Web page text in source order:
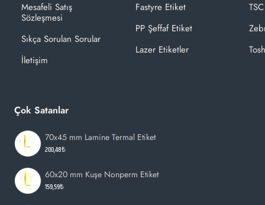
Mesafeli Satış
Sözleşmesi
Sıkça Sorulan Sorular
İletişim
Fastyre Etiket
PP Şeffaf Etiket
Lazer Etiketler
Çok Satanlar
70x45 mm Lamine Termal Etiket
200,48₺
60x20 mm Kuşe Nonperm Etiket
159,59₺